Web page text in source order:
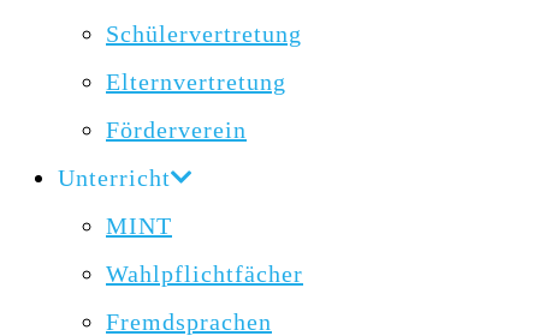
Schülervertretung
Elternvertretung
Förderverein
Unterricht
MINT
Wahlpflichtfächer
Fremdsprachen